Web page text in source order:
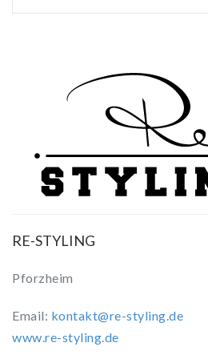
RE-STYLING
Pforzheim
Email: kontakt@re-styling.de
www.re-styling.de